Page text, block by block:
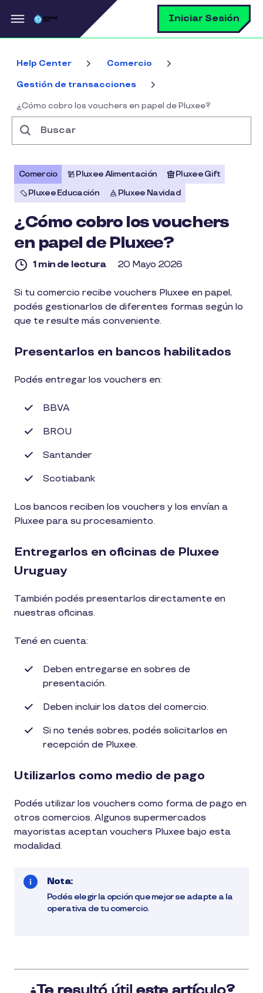
Pasar al contenido principal Iniciar Sesión
Help Center Comercio
Gestión de transacciones
¿Cómo cobro los vouchers en papel de Pluxee?
Comercio Pluxee Alimentación
Pluxee Gift
Pluxee Educación
Pluxee Navidad
¿Cómo cobro los vouchers
en papel de Pluxee?
1 min de lectura 20 Mayo 2026
1
de
lectura
Si tu comercio recibe vouchers Pluxee en papel,
podés gestionarlos de diferentes formas según lo
que te resulte más conveniente.
Presentarlos en bancos habilitados
Podés entregar los vouchers en:
BBVA
BROU
Santander
Scotiabank
Los bancos reciben los vouchers y los envían a
Pluxee para su procesamiento.
Entregarlos en oficinas de Pluxee
Uruguay
También podés presentarlos directamente en
nuestras oficinas.
Tené en cuenta:
Deben entregarse en sobres de
presentación.
Deben incluir los datos del comercio.
Si no tenés sobres, podés solicitarlos en
recepción de Pluxee.
Utilizarlos como medio de pago
Podés utilizar los vouchers como forma de pago en
otros comercios. Algunos supermercados
mayoristas aceptan vouchers Pluxee bajo esta
modalidad.
Nota:
Podés elegir la opción que mejor se adapte a la
operativa de tu comercio.